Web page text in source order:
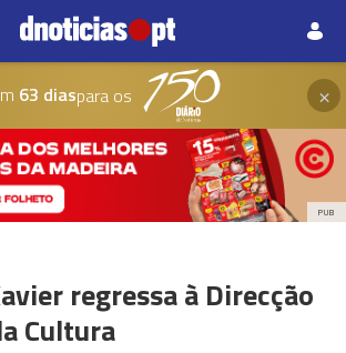
63 diaspara os ×
PUB
regressa à Direcção
Cultura